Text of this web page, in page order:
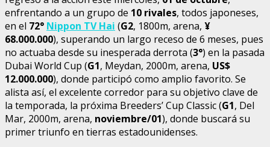
enfrentando a un grupo de 10 rivales, todos japoneses,
en el 72° Nippon TV Hai (G2, 1800m, arena, ¥
68.000.000), superando un largo receso de 6 meses, pues
no actuaba desde su inesperada derrota (3°) en la pasada
Dubai World Cup (G1, Meydan, 2000m, arena, US$
12.000.000), donde participó como amplio favorito. Se
alista así, el excelente corredor para su objetivo clave de
la temporada, la próxima Breeders’ Cup Classic (G1, Del
Mar, 2000m, arena, noviembre/01), donde buscará su
primer triunfo en tierras estadounidenses.